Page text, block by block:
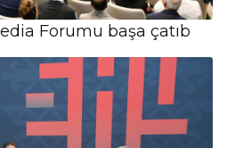
Forumu başa çatıb